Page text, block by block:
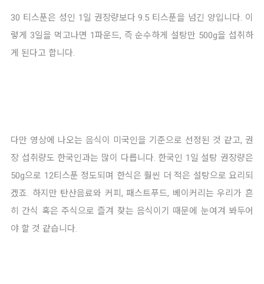
30 티스푼은 성인 1일 권장량보다 9.5 티스푼을 넘긴 양입니다. 이
렇게 3일을 먹고나면 1파운드, 즉 순수하게 설탕만 500g을 섭취하
게 된다고 합니다.
다만 영상에 나오는 음식이 미국인을 기준으로 선정된 것 같고, 권
장 섭취량도 한국인과는 많이 다릅니다. 한국인 1일 설탕 권장량은
50g으로 12티스푼 정도되며 한식은 훨씬 더 적은 설탕으로 요리되
겠죠. 하지만 탄산음료와 커피, 패스트푸드, 베이커리는 우리가 흔
히 간식 혹은 주식으로 즐겨 찾는 음식이기 때문에 눈여겨 봐두어
야 할 것 같습니다.